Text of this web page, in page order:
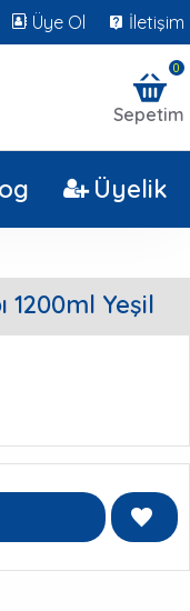
Üye Ol İletişim
Sepetim
0
Üyelik
1200ml Yeşil